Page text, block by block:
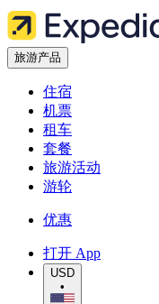
旅游产品
住宿
机票
租车
套餐
旅游活动
游轮
优惠
打开 App
USD
•